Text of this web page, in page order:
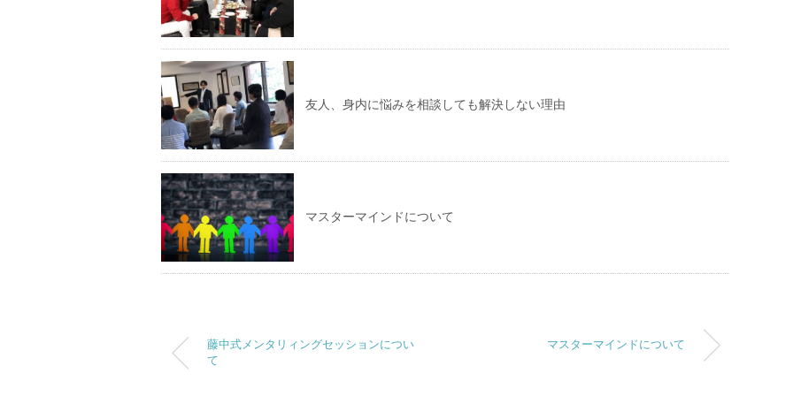
友人、身内に悩みを相談しても解決しない理由
マスターマインドについて
藤中式メンタリィングセッションについ
て
マスターマインドについて